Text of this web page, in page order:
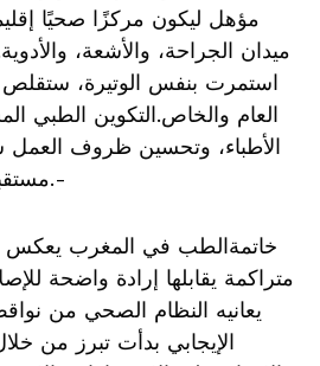
مؤهل ليكون مركزًا صحيًا
ميدان الجراحة، والأشعة،
استمرت بنفس الوتيرة، ستقلص
العام والخاص.التكوين الطبي
الأطباء، وتحسين ظروف العمل
مستقبل الطب في المغرب.-
متراكمة يقابلها إرادة واضحة
يعانيه النظام الصحي من
الإيجابي بدأت تبرز من